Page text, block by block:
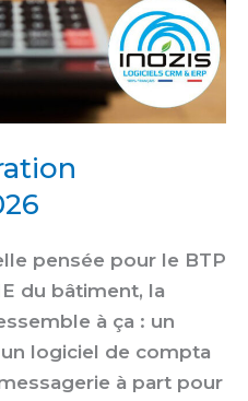
pensée pour le BTP
du bâtiment, la
à ça : un
logiciel de compta
à part pour